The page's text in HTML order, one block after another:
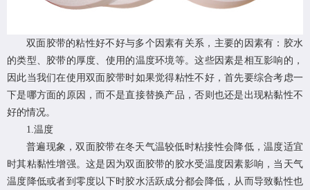
双面胶带的粘性好不好与多个因素有关系，主要的因素有：胶水
的类型、胶带的厚度、使用的温度环境等。这些因素是相互影响的，
因此当我们在使用双面胶带时如果觉得粘性不好，首先要综合考虑一
下是哪方面的原因，而不是直接替换产品，否则也还是出现粘黏性不
好的情况。
1.温度
普遍现象，双面胶带在冬天气温较低时粘接性会降低，温度适宜
时其粘黏性增强。这是因为双面胶带的胶水受温度因素影响，当天气
温度降低或者到零度以下时胶水活跃成分都会降低，从而导致黏性也